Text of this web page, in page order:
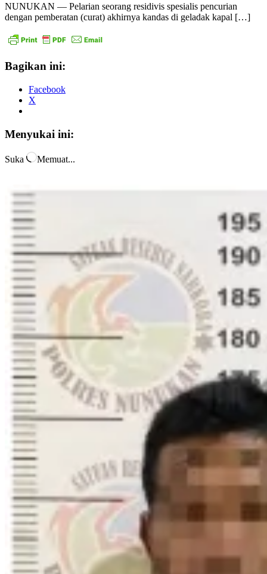
NUNUKAN — Pelarian seorang residivis spesialis pencurian
dengan pemberatan (curat) akhirnya kandas di geladak kapal […]
Bagikan ini:
Facebook
X
Menyukai ini:
Suka Memuat...